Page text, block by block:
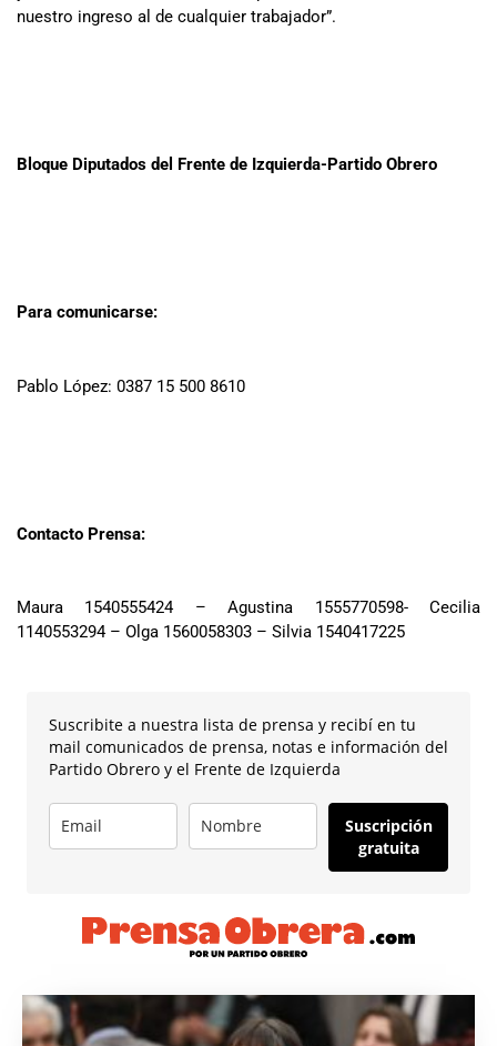
nuestro ingreso al de cualquier trabajador”.
Bloque Diputados del Frente de Izquierda-Partido Obrero
Para comunicarse:
Pablo López: 0387 15 500 8610
Contacto Prensa:
Maura 1540555424 – Agustina 1555770598- Cecilia
1140553294 – Olga 1560058303 – Silvia 1540417225
Suscribite a nuestra lista de prensa y recibí en tu
mail comunicados de prensa, notas e información del
Partido Obrero y el Frente de Izquierda
Suscripción
gratuita